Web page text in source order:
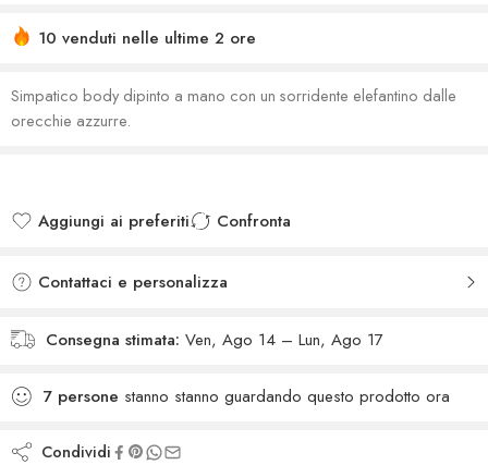
10 venduti nelle ultime 2 ore
Simpatico body dipinto a mano con un sorridente elefantino dalle
orecchie azzurre.
Aggiungi ai preferiti
Confronta
Contattaci e personalizza
Consegna stimata: Ven, Ago 14 – Lun, Ago 17
7 persone stanno stanno guardando questo prodotto ora
Condividi